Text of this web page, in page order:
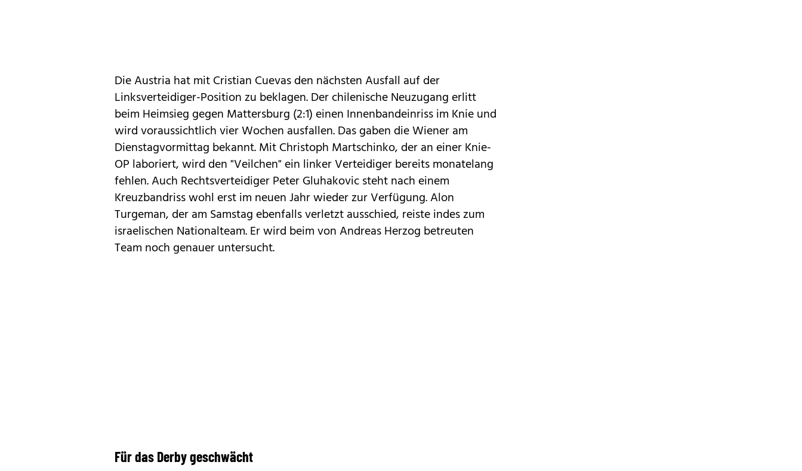
Die Austria hat mit Cristian Cuevas den nächsten Ausfall auf der
Linksverteidiger-Position zu beklagen. Der chilenische Neuzugang erlitt
beim Heimsieg gegen Mattersburg (2:1) einen Innenbandeinriss im Knie und
wird voraussichtlich vier Wochen ausfallen. Das gaben die Wiener am
Dienstagvormittag bekannt. Mit Christoph Martschinko, der an einer Knie-
OP laboriert, wird den "Veilchen" ein linker Verteidiger bereits monatelang
fehlen. Auch Rechtsverteidiger Peter Gluhakovic steht nach einem
Kreuzbandriss wohl erst im neuen Jahr wieder zur Verfügung. Alon
Turgeman, der am Samstag ebenfalls verletzt ausschied, reiste indes zum
israelischen Nationalteam. Er wird beim von Andreas Herzog betreuten
Team noch genauer untersucht.
Für das Derby geschwächt